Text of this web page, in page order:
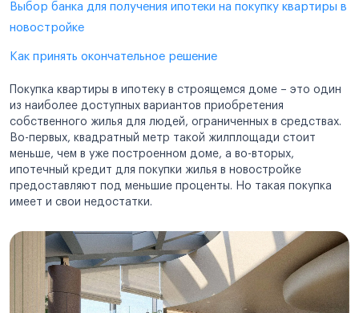
Выбор банка для получения ипотеки на покупку квартиры в
новостройке
Как принять окончательное решение
Покупка квартиры в ипотеку в строящемся доме – это один
из наиболее доступных вариантов приобретения
собственного жилья для людей, ограниченных в средствах.
Во-первых, квадратный метр такой жилплощади стоит
меньше, чем в уже построенном доме, а во-вторых,
ипотечный кредит для покупки жилья в новостройке
предоставляют под меньшие проценты. Но такая покупка
имеет и свои недостатки.